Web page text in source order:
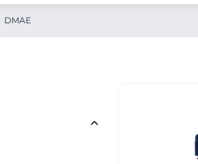
DMAE